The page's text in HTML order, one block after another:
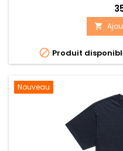

 Produit
Nouveau